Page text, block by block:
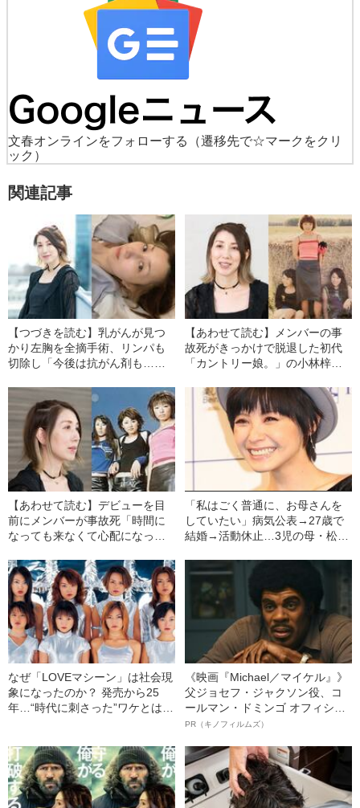
文春オンラインをフォローする
（遷移先で☆マークをクリ
ック）
関連記事
【つづきを読む】乳がんが見つ
かり左胸を全摘手術、リンパも
切除し「今後は抗がん剤も…」
「カントリー娘。」小林梓が前
を向けるワケ
【あわせて読む】メンバーの事
故死がきっかけで脱退した初代
「カントリー娘。」の小林梓が
た“牧場の思い出”「尋美と一緒に
泣いたことも…」
【あわせて読む】デビューを目
前にメンバーが事故死「時間に
なっても来なくて心配になっ
ダーが明かす“突然の別れ”の記憶
「私はごく普通に、お母さんを
していたい」病気公表→27歳で
結婚→活動休止…3児の母・松浦
なぜ「LOVEマシーン」は社会現
象になったのか？ 発売から25
年…“時代に刺さった”ワケとは
《映画『Michael／マイケル』》
父ジョセフ・ジャクソン役、コ
ールマン・ドミンゴ オフィシャ
ルインタビュー“観客を魅了した
語る”《日本興収70億円突破》
PR（キノフィルムズ）